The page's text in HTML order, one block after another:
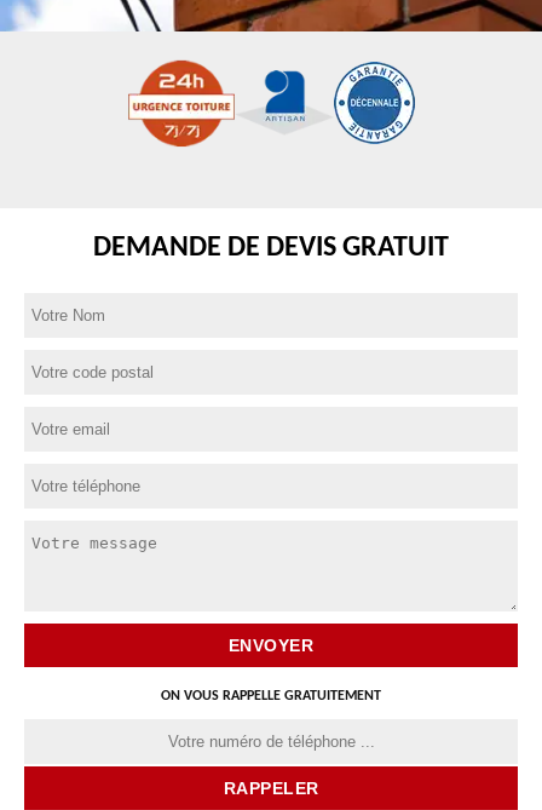
DEMANDE DE DEVIS GRATUIT
ON VOUS RAPPELLE GRATUITEMENT